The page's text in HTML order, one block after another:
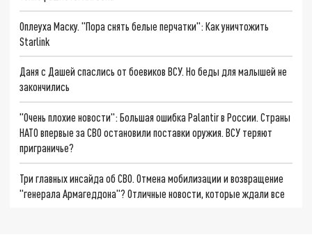
Оплеуха Маску. "Пора снять белые перчатки": Как уничтожить
Starlink
Даня с Дашей спаслись от боевиков ВСУ. Но беды для малышей не
закончились
"Очень плохие новости": Большая ошибка Palantir в России. Страны
НАТО впервые за СВО остановили поставки оружия. ВСУ теряют
приграничье?
Три главных инсайда об СВО. Отмена мобилизации и возвращение
"генерала Армагеддона"? Отличные новости, которые ждали все